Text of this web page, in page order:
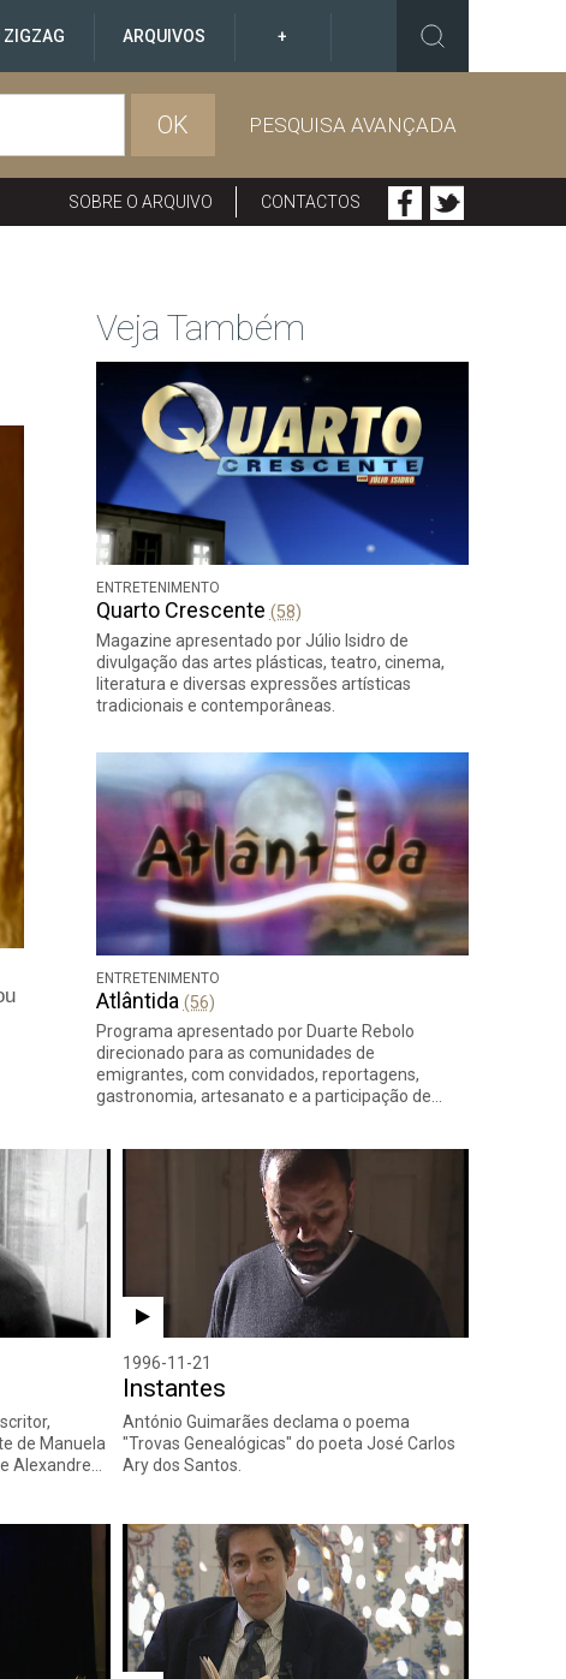
ZIGZAG ARQUIVOS +
OK PESQUISA AVANÇADA
SOBRE O ARQUIVO CONTACTOS
de Manuela
Alexandre…
1996-11-21
Instantes
António Guimarães declama o poema
"Trovas Genealógicas" do poeta José Carlos
Ary dos Santos.
Veja Também
ENTRETENIMENTO
Quarto Crescente (58)
Magazine apresentado por Júlio Isidro de
divulgação das artes plásticas, teatro, cinema,
literatura e diversas expressões artísticas
tradicionais e contemporâneas.
ENTRETENIMENTO
Atlântida (56)
Programa apresentado por Duarte Rebolo
direcionado para as comunidades de
emigrantes, com convidados, reportagens,
gastronomia, artesanato e a participação de…